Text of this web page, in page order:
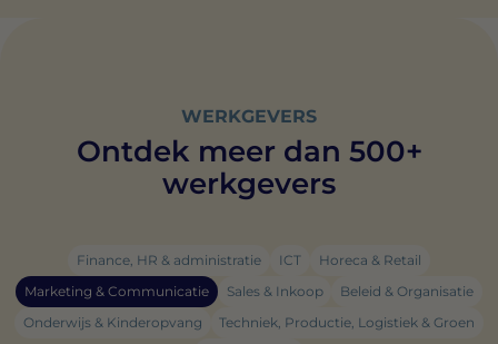
WERKGEVERS
Ontdek meer dan 500+
werkgevers
Finance, HR & administratie ICT
Horeca & Retail
Marketing & Communicatie
Sales & Inkoop
Beleid & Organisatie
Onderwijs & Kinderopvang
Techniek, Productie, Logistiek & Groen